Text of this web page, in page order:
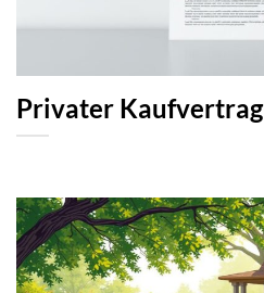
Privater Kaufvertrag